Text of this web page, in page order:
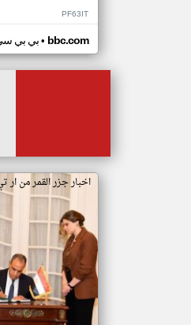
PF63IT
بي بي• bbc.com
اخبار جزر القمر من ار